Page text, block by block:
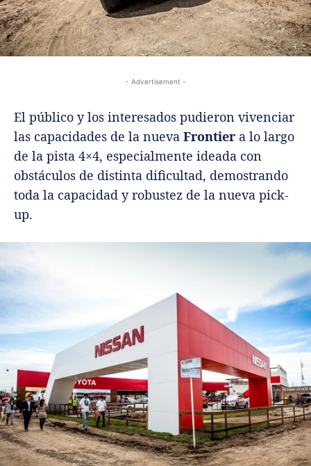
- Advertisement -
El público y los interesados pudieron vivenciar
las capacidades de la nueva Frontier a lo largo
de la pista 4×4, especialmente ideada con
obstáculos de distinta dificultad, demostrando
toda la capacidad y robustez de la nueva pick-
up.